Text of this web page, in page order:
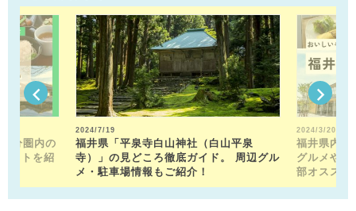
分圏内の
ットを紹
2024/7/19
福井県「平泉寺白山神社（白山平泉
寺）」の見どころ徹底ガイド。 周辺グル
メ・駐車場情報もご紹介！
2024/3/20
福井県内の
グルメや近
部オススメ